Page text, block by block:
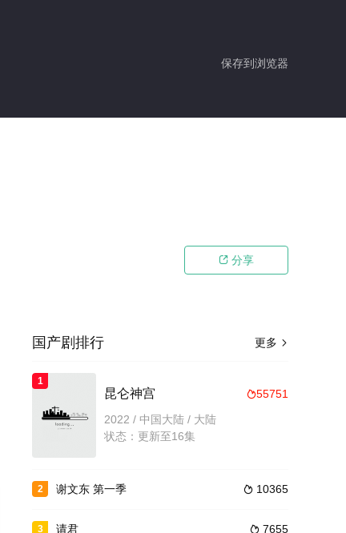
保存到浏览器
 分享
更多 
国产剧排行
1
55751
昆仑神宫
2022 / 中国大陆 / 大陆
状态：更新至16集
2  10365
谢文东 第一季
3  7655
请君